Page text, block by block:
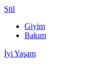
Stil
Giyim
Bakım
İyi Yaşam